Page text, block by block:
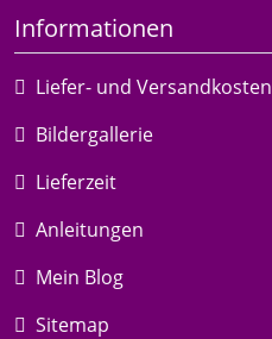
Informationen
Liefer- und Versandkosten
Bildergallerie
Lieferzeit
Anleitungen
Mein Blog
Sitemap